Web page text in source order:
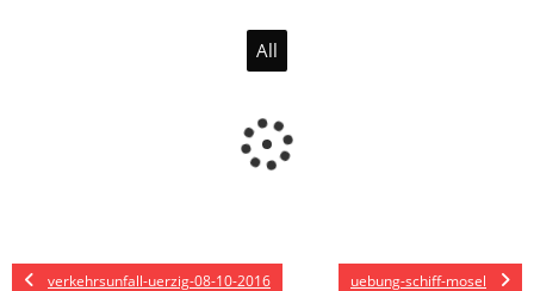
All
verkehrsunfall-uerzig-08-10-2016 uebung-schiff-mosel